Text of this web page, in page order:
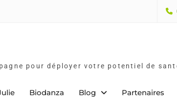
pour déployer votre potentiel de
Biodanza Blog Partenaires